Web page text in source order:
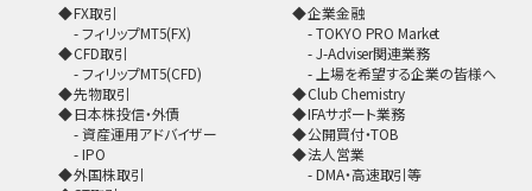
FX取引
フィリップMT5(FX)
CFD取引
フィリップMT5(CFD)
先物取引
日本株投信・外債
資産運用アドバイザー
IPO
外国株取引
企業金融
TOKYO PRO Market
J-Adviser関連業務
上場を希望する企業の皆様へ
Club Chemistry
IFAサポート業務
公開買付・TOB
法人営業
DMA・高速取引等